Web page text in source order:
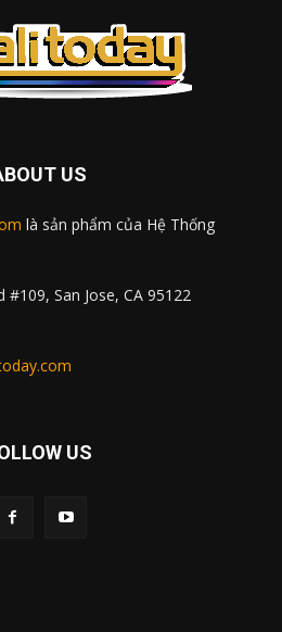
US
là sản phẩm của Hệ Thống
San Jose, CA 95122
US